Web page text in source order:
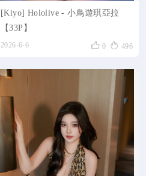
[Kiyo] Hololive - 小鳥遊琪亞拉
【33P】
2026-6-6  0  496